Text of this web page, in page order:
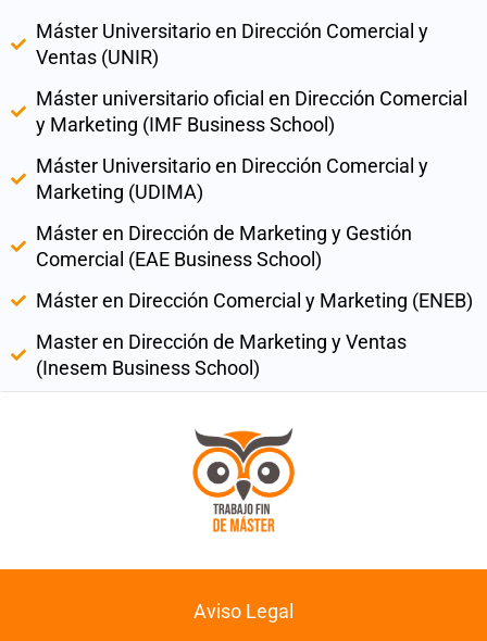
Máster Universitario en Dirección Comercial y
Ventas (UNIR)
Máster universitario oficial en Dirección Comercial
y Marketing (IMF Business School)
Máster Universitario en Dirección Comercial y
Marketing (UDIMA)
Máster en Dirección de Marketing y Gestión
Comercial (EAE Business School)
Máster en Dirección Comercial y Marketing (ENEB)
Master en Dirección de Marketing y Ventas
(Inesem Business School)
Aviso Legal